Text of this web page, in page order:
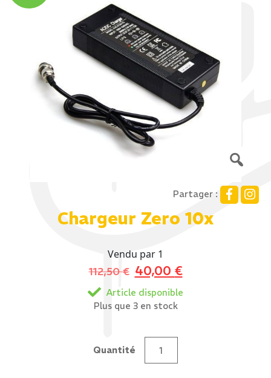
Partager :
Chargeur Zero 10x
Vendu par 1
112,50€ Le
prix
initial
112,50 €.
40,00 €Le
prix
Article disponible
Plus que 3 en stock
Quantitéquantité